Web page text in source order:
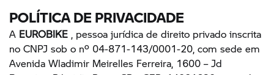
POLÍTICA DE PRIVACIDADE
A EUROBIKE , pessoa jurídica de direito privado inscrita
no CNPJ sob o nº 04-871-143/0001-20, com sede em
Avenida Wladimir Meirelles Ferreira, 1600 – Jd